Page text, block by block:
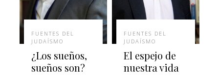
FUENTES DEL
JUDAÍSMO
¿Los sueños,
sueños son?
FUENTES DEL
JUDAÍSMO
El espejo de
nuestra vida